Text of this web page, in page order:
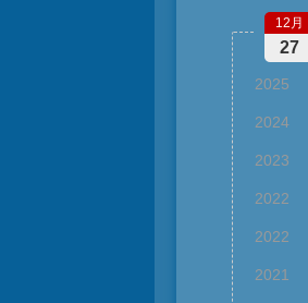
12月
27
2025
2024
2023
2022
2022
2021